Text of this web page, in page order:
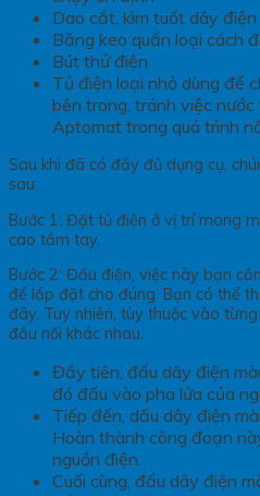
Dao cắt, kìm tuốt dây điện
Băng keo quấn loại cách
Bút thử điện
Tủ điện loại nhỏ dùng để
bên trong, tránh việc
Aptomat trong quá trình
Sau khi đã có đầy đủ dụng cụ,
sau:
Bước 1: Đặt tủ điện ở vị trí mong
cao tầm tay.
Bước 2: Đấu điện, việc này bạn
để lắp đặt cho đúng. Bạn có thể
đây. Tuy nhiên, tùy thuộc vào
đầu nối khác nhau.
Đầy tiên, đấu dây điện
đó đấu vào pha lửa của
Tiếp đến, dấu dây điện
Hoàn thành công đoạn
nguồn điện.
Cuối cùng, đấu dây điện